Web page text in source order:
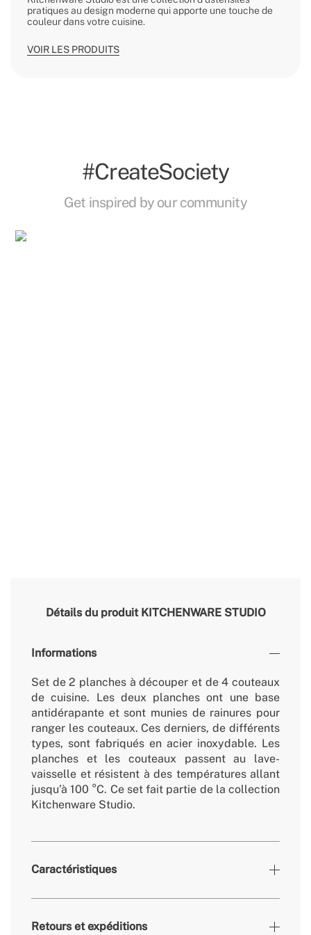
pratiques au design moderne qui apporte une touche de
couleur dans votre cuisine.
VOIR LES PRODUITS
#CreateSociety
Get inspired by our community
Détails du produit KITCHENWARE STUDIO
Informations
Set de 2 planches à découper et de 4 couteaux
de cuisine. Les deux planches ont une base
antidérapante et sont munies de rainures pour
ranger les couteaux. Ces derniers, de différents
types, sont fabriqués en acier inoxydable. Les
planches et les couteaux passent au lave-
vaisselle et résistent à des températures allant
jusqu’à 100 °C. Ce set fait partie de la collection
Kitchenware Studio.
Caractéristiques
Couleurs
Retours et expéditions